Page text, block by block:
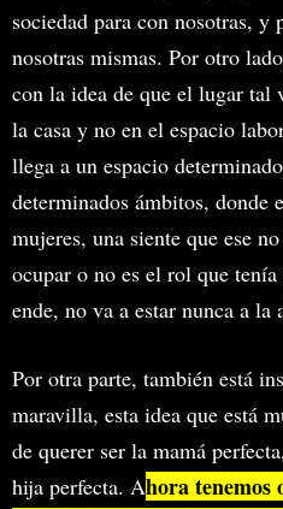
sociedad para con nosotras, y
nosotras mismas. Por otro
con la idea de que el lugar tal
la casa y no en el espacio
llega a un espacio
determinados ámbitos, donde
mujeres, una siente que ese
ocupar o no es el rol que
ende, no va a estar nunca a la
Por otra parte, también está
maravilla, esta idea que está
de querer ser la mamá
hija perfecta. Ahora tenemos